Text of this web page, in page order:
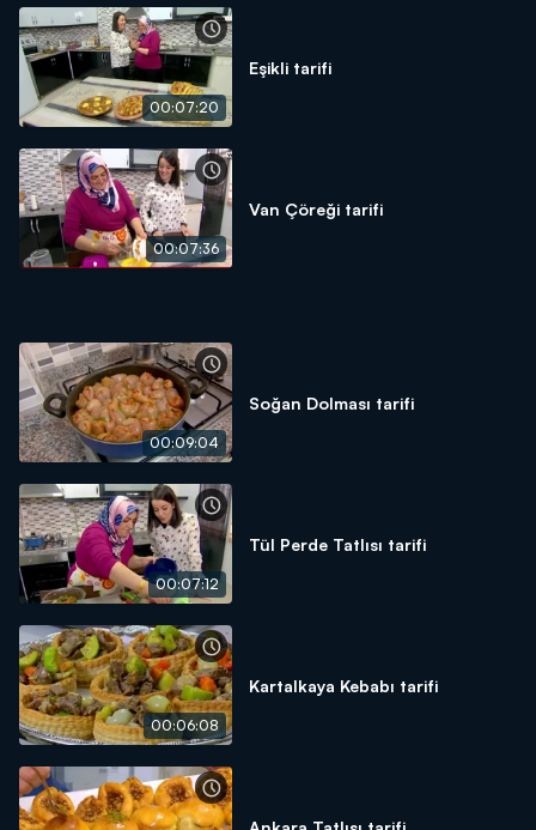
00:07:20
Eşikli tarifi
00:07:36
Van Çöreği tarifi
00:09:04
Soğan Dolması tarifi
00:07:12
Tül Perde Tatlısı tarifi
00:06:08
Kartalkaya Kebabı tarifi